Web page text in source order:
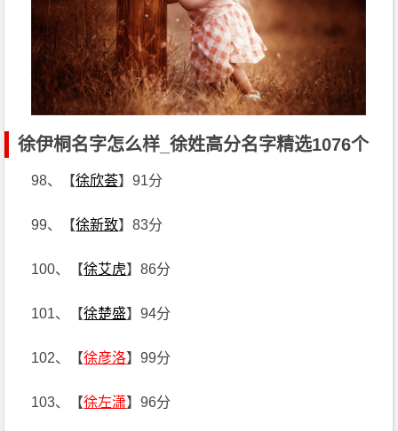
徐伊桐名字怎么样_徐姓高分名字精选1076个
98、【徐欣荟】91分
99、【徐新致】83分
100、【徐艾虎】86分
101、【徐楚盛】94分
102、【徐彦洛】99分
103、【徐左潇】96分